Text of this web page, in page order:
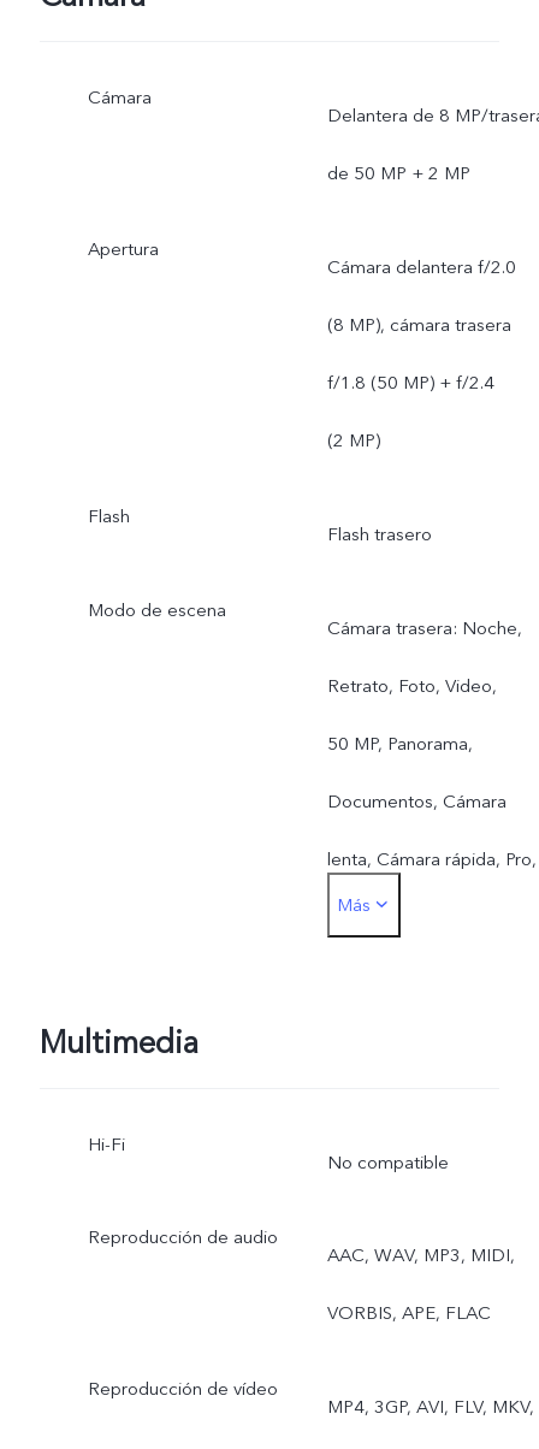
Cámara
Delantera de 8 MP/
de 50 MP + 2 MP
Apertura
Cámara delantera f/2.0
(8 MP), cámara trasera
f/1.8 (50 MP) + f/2.4
(2 MP)
Flash
Flash trasero
Modo de escena
Cámara trasera: Noche,
Retrato, Foto, Video,
50 MP, Panorama,
Documentos, Cámara
lenta, Cámara rápida, Pro,
Foto en vivoCámara
Más
Multimedia
Hi-Fi
No compatible
Reproducción de audio
AAC, WAV, MP3, MIDI,
VORBIS, APE, FLAC
Reproducción de vídeo
MP4, 3GP, AVI, FLV, MKV,